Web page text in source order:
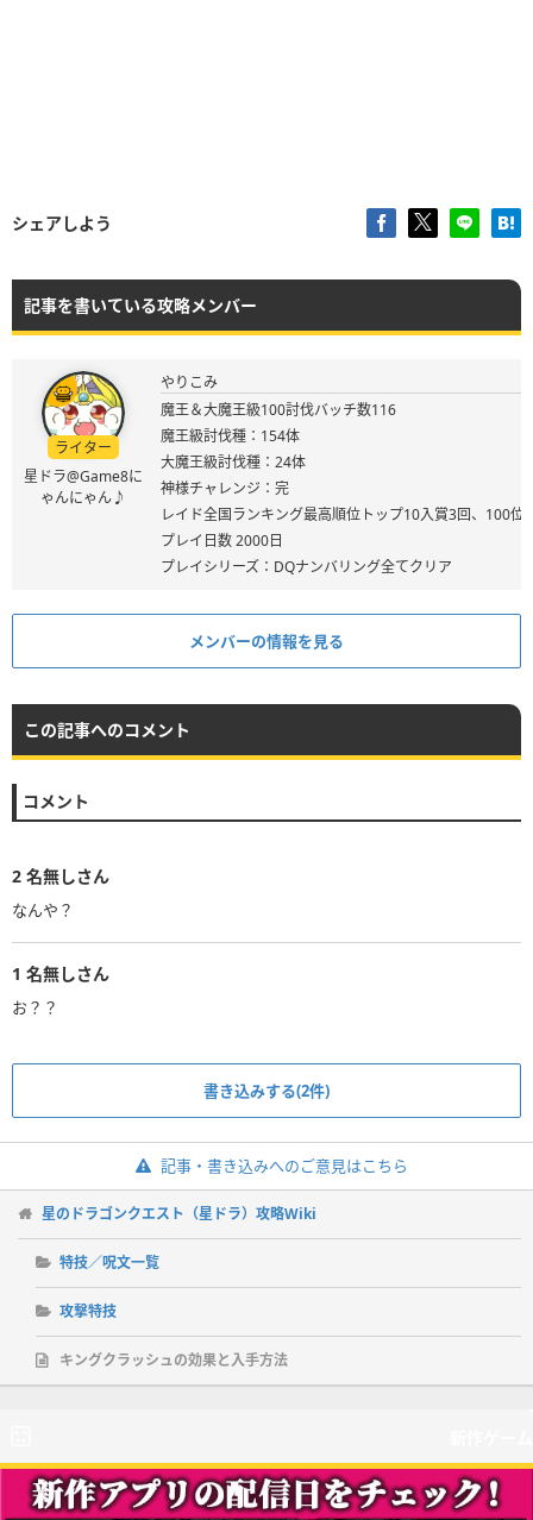
シェアしよう
記事を書いている攻略メンバー
ライター
星ドラ@Game8に
ゃんにゃん♪
やりこみ
魔王＆大魔王級100討伐バッチ数116
魔王級討伐種：154体
大魔王級討伐種：24体
神様チャレンジ：完
レイド全国ランキング最高順位トップ10入賞3回、100位
プレイ日数 2000日
プレイシリーズ：DQナンバリング全てクリア
メンバーの情報を見る
この記事へのコメント
コメント
2 名無しさん
なんや？
1 名無しさん
お？？
書き込みする(2件)
記事・書き込みへのご意見はこちら
星のドラゴンクエスト（星ドラ）攻略Wiki
特技／呪文一覧
攻撃特技
キングクラッシュの効果と入手方法